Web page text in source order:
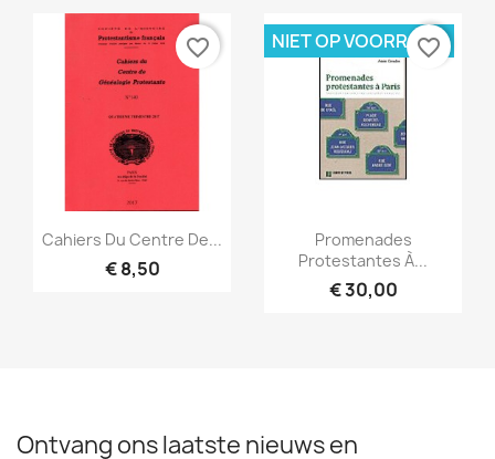
Snel bekijken
Cahiers Du Centre De...
€ 8,50
favorite_border
Snel bekijken
Promenades
Protestantes À...
€ 30,00
NIET OP VOORRAAD
favorite_border
Ontvang ons laatste nieuws en